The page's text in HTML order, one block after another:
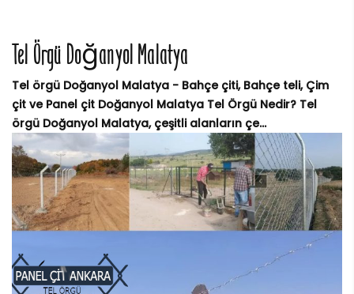
Tel Örgü Doğanyol Malatya
Tel örgü Doğanyol Malatya - Bahçe çiti, Bahçe teli, Çim
çit ve Panel çit Doğanyol Malatya Tel Örgü Nedir? Tel
örgü Doğanyol Malatya, çeşitli alanların çe...